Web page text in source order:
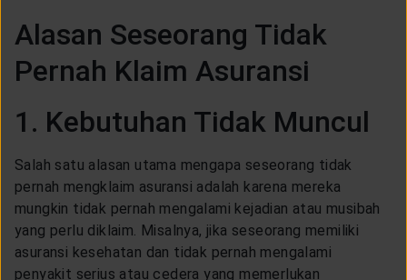
Alasan Seseorang Tidak
Pernah Klaim Asuransi
1. Kebutuhan Tidak Muncul
Salah satu alasan utama mengapa seseorang tidak
pernah mengklaim asuransi adalah karena mereka
mungkin tidak pernah mengalami kejadian atau musibah
yang perlu diklaim. Misalnya, jika seseorang memiliki
asuransi kesehatan dan tidak pernah mengalami
penyakit serius atau cedera yang memerlukan
CUSTOMER SERVICE
ARTICLE & NEWS
ABOUT GENERALI
EVENTS